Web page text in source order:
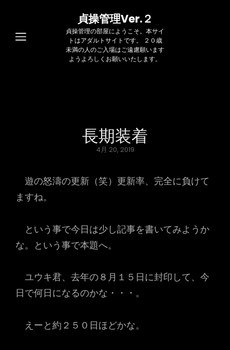
貞操管理Ver.２
貞操管理の部屋にようこそ。本サイ
トはアダルトサイトです。 ２０歳
未満の人のご入場はご遠慮願います
ようよろしくお願いいたします。
長期装着
Posted
4月 20, 2019
遊の怒濤の更新（笑）更新率、完全に負けて
ますね。
という事で今日は少し記事を書いてみようか
な。という事で本題へ。
ユウキ君、去年の８月１５日に封印して、今
日で何日になるのかな・・・。
えーと約２５０日ほどかな。